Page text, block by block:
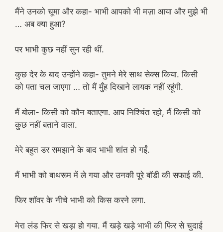
मैंने उनको चूमा और कहा- भाभी आपको भी मज़ा आया और मुझे भी
… अब क्या हुआ?
पर भाभी कुछ नहीं सुन रही थीं.
कुछ देर के बाद उन्होंने कहा- तुमने मेरे साथ सेक्स किया. किसी
को पता चल जाएगा … तो मैं मुँह दिखाने लायक नहीं रहूंगी.
मैं बोला- किसी को कौन बताएगा. आप निश्चिंत रहो, मैं किसी को
कुछ नहीं बताने वाला.
मेरे बहुत डर समझाने के बाद भाभी शांत हो गईं.
मैं भाभी को बाथरूम में ले गया और उनकी पूरे बॉडी की सफाई की.
फिर शॉवर के नीचे भाभी को किस करने लगा.
मेरा लंड फिर से खड़ा हो गया. मैं खड़े खड़े भाभी की फिर से चुदाई